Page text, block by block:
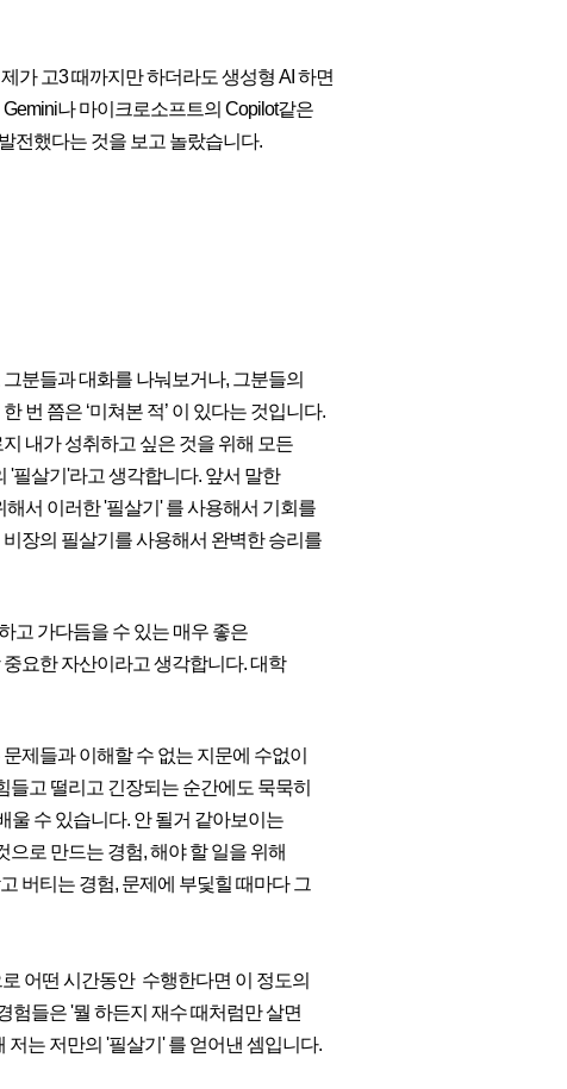
가 고3 때까지만 하더라도 생성형 AI 하면
나 마이크로소프트의 Copilot같은
전했다는 것을 보고 놀랐습니다.
분들과 대화를 나눠보거나, 그분들의
번 쯤은 ‘미쳐본 적’ 이 있다는 것입니다.
내가 성취하고 싶은 것을 위해 모든
'필살기'라고 생각합니다. 앞서 말한
서 이러한 '필살기' 를 사용해서 기회를
장의 필살기를 사용해서 완벽한 승리를
고 가다듬을 수 있는 매우 좋은
요한 자산이라고 생각합니다. 대학
제들과 이해할 수 없는 지문에 수없이
고 떨리고 긴장되는 순간에도 묵묵히
울 수 있습니다. 안 될거 같아보이는
로 만드는 경험, 해야 할 일을 위해
버티는 경험, 문제에 부딫힐 때마다 그
어떤 시간동안 수행한다면 이 정도의
험들은 '뭘 하든지 재수 때처럼만 살면
는 저만의 '필살기' 를 얻어낸 셈입니다.